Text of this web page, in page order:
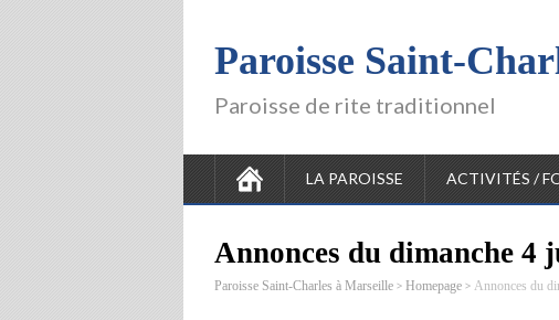
Paroisse Saint-
Paroisse de rite traditionnel
LA PAROISSE ACTIVITÉS /
Annonces du dimanche 4
Paroisse Saint-Charles à Marseille > Homepage > Annonces du